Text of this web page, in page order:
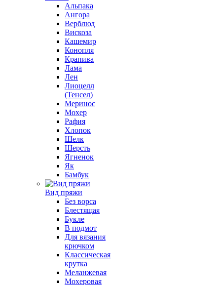
Альпака
Ангора
Верблюд
Вискоза
Кашемир
Конопля
Крапива
Лама
Лен
Лиоцелл
(Тенсел)
Меринос
Мохер
Рафия
Хлопок
Шелк
Шерсть
Ягненок
Як
Бамбук
Вид пряжи
Без ворса
Блестящая
Букле
В подмот
Для вязания
крючком
Классическая
крутка
Меланжевая
Мохеровая